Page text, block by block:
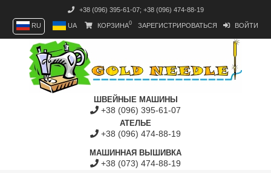
+38 (096) 395-61-07; +38 (096) 474-88-19
RU UA КОРЗИНА0 ЗАРЕГИСТРИРОВАТЬСЯ ВОЙТИ
ШВЕЙНЫЕ МАШИНЫ
+38 (096) 395-61-07
АТЕЛЬЕ
+38 (096) 474-88-19
МАШИННАЯ ВЫШИВКА
+38 (073) 474-88-19